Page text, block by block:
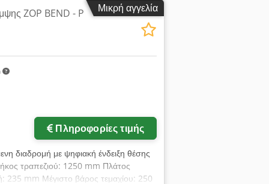
Μικρή αγγελία
ZOP BEND - P
Πληροφορίες τιμής
διαδρομή με ψηφιακή ένδειξη θέσης
τραπεζιού: 1250 mm Πλάτος
235 mm Μέγιστο βάρος τεμαχίου: 250